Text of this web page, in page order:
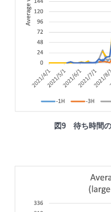
図9 待ち時間の